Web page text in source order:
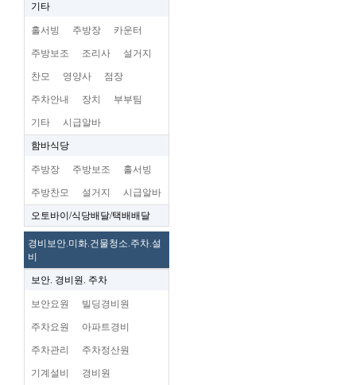
기타
홀서빙 주방장 카운터
주방보조 조리사 설거지
찬모 영양사 점장
주차안내 장치 부부팀
기타 시급알바
함바식당
주방장 주방보조 홀서빙
주방찬모 설거지 시급알바
오토바이/식당배달/택배배달
경비보안.미화.건물청소.주차.설
비
보안. 경비원. 주차
보안요원 빌딩경비원
주차요원 아파트경비
주차관리 주차정산원
기계설비 경비원